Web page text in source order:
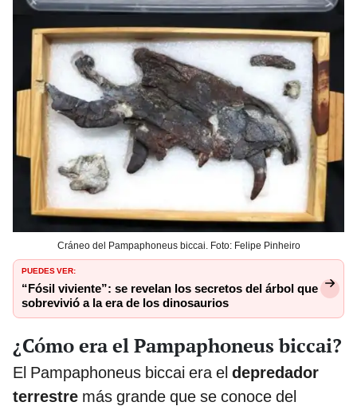
Cráneo del Pampaphoneus biccai. Foto: Felipe Pinheiro
PUEDES VER:
“Fósil viviente”: se revelan los secretos del árbol que
sobrevivió a la era de los dinosaurios
¿Cómo era el Pampaphoneus biccai?
El Pampaphoneus biccai era el depredador
terrestre más grande que se conoce del